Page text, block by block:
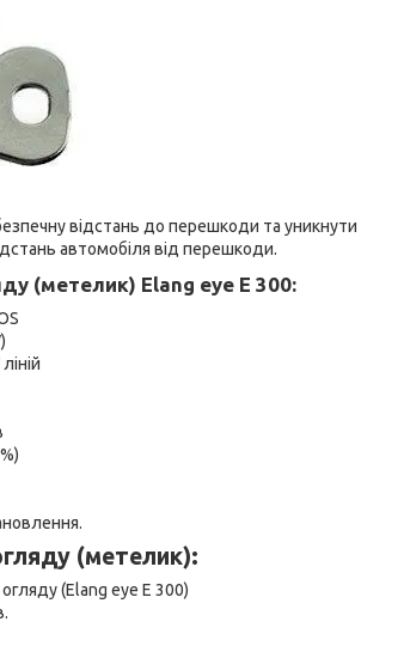
відстань до перешкоди та уникнути
автомобіля від перешкоди.
(метелик) Elang eye Е 300:
(метелик):
(Elang eye Е 300)